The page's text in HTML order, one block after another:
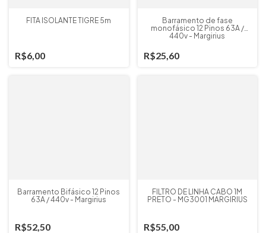
FITA ISOLANTE TIGRE 5m
R$6,00
Barramento de fase
monofásico 12 Pinos 63A /
440v - Margirius
R$25,60
Barramento Bifásico 12 Pinos
63A / 440v - Margirius
R$52,50
FILTRO DE LINHA CABO 1M
PRETO - MG3001 MARGIRIUS
R$55,00